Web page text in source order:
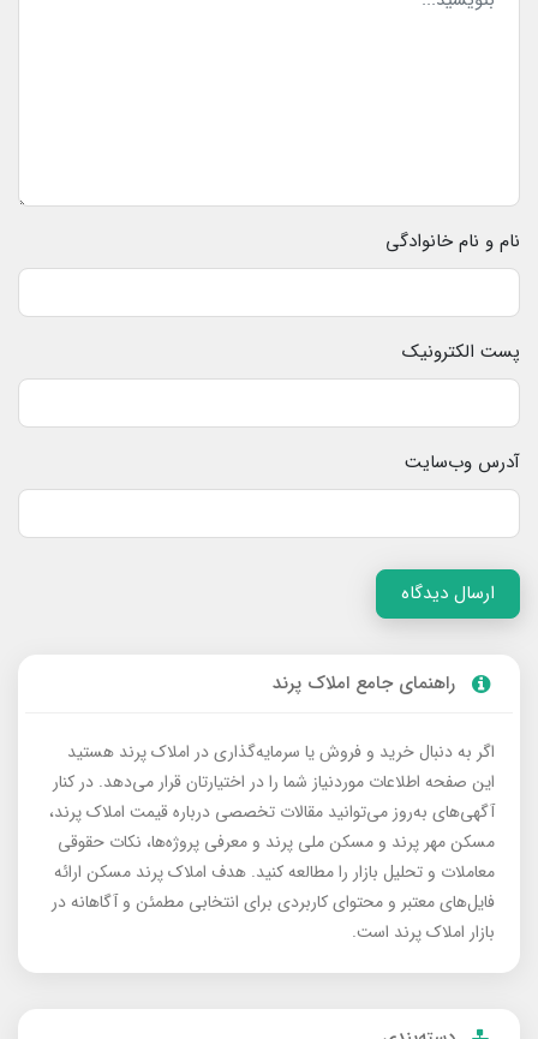
نام و نام خانوادگی
پست الکترونیک
آدرس وب‌سایت
ارسال دیدگاه
راهنمای جامع املاک پرند
اگر به دنبال خرید و فروش یا سرمایه‌گذاری در املاک پرند هستید
این صفحه اطلاعات موردنیاز شما را در اختیارتان قرار می‌دهد. در کنار
آگهی‌های به‌روز می‌توانید مقالات تخصصی درباره قیمت املاک پرند،
مسکن مهر پرند و مسکن ملی پرند و معرفی پروژه‌ها، نکات حقوقی
معاملات و تحلیل بازار را مطالعه کنید. هدف املاک پرند مسکن ارائه
فایل‌های معتبر و محتوای کاربردی برای انتخابی مطمئن و آگاهانه در
بازار املاک پرند است.